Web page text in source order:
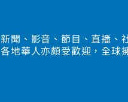
新聞、影音、節目、直播、
各地華人亦頗受歡迎，全球